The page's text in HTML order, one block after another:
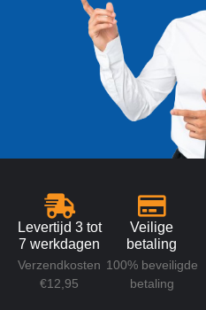
Levertijd 3 tot
7 werkdagen
Verzendkosten
€12,95
Veilige
betaling
100% beveiligde
betaling